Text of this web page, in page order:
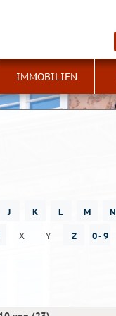
IMMOBILIEN
J K L M N
X Y Z 0 - 9